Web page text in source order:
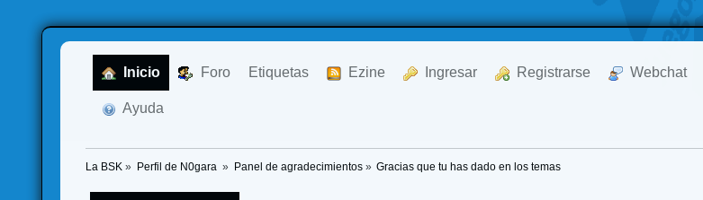
Inicio Foro Etiquetas Ezine Ingresar Registrarse Webchat
Ayuda
La BSK » Perfil de N0gara » Panel de agradecimientos» Gracias que tu has dado en los temas